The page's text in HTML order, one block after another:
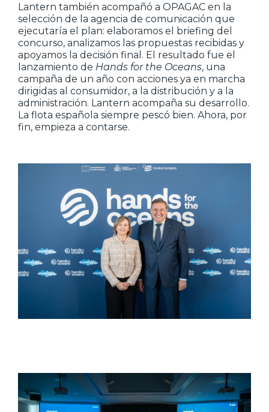
Lantern también acompañó a OPAGAC en la
selección de la agencia de comunicación que
ejecutaría el plan: elaboramos el briefing del
concurso, analizamos las propuestas recibidas y
apoyamos la decisión final. El resultado fue el
lanzamiento de Hands for the Oceans, una
campaña de un año con acciones ya en marcha
dirigidas al consumidor, a la distribución y a la
administración. Lantern acompaña su desarrollo.
La flota española siempre pescó bien. Ahora, por
fin, empieza a contarse.